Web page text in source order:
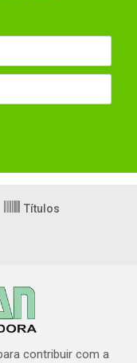
Títulos
contribuir com a